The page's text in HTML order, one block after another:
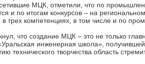
МЦК, отметили, что по
и по итогам конкурсов – на
трех компетенциях, в том числе и по
что создание МЦК – это не только
инженерная школа»,
технического творчества область